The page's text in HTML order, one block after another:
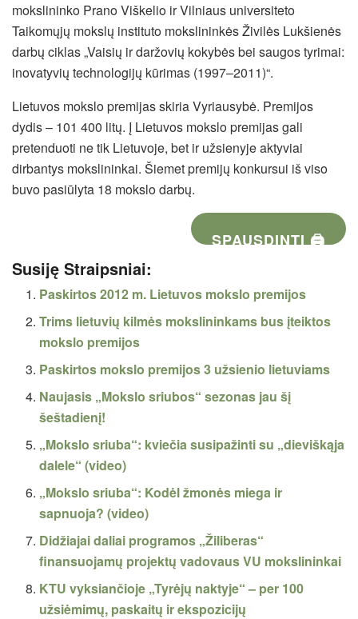
mokslininko Prano Viškelio ir Vilniaus universiteto
Taikomųjų mokslų instituto mokslininkės Živilės Lukšienės
darbų ciklas „Vaisių ir daržovių kokybės bei saugos tyrimai:
inovatyvių technologijų kūrimas (1997–2011)“.
Lietuvos mokslo premijas skiria Vyriausybė. Premijos
dydis – 101 400 litų. Į Lietuvos mokslo premijas gali
pretenduoti ne tik Lietuvoje, bet ir užsienyje aktyviai
dirbantys mokslininkai. Šiemet premijų konkursui iš viso
buvo pasiūlyta 18 mokslo darbų.
SPAUSDINTI 🖨
Susiję Straipsniai:
Paskirtos 2012 m. Lietuvos mokslo premijos
Trims lietuvių kilmės mokslininkams bus įteiktos
mokslo premijos
Paskirtos mokslo premijos 3 užsienio lietuviams
Naujasis „Mokslo sriubos“ sezonas jau šį
šeštadienį!
„Mokslo sriuba“: kviečia susipažinti su „dieviškąja
dalele“ (video)
„Mokslo sriuba“: Kodėl žmonės miega ir
sapnuoja? (video)
Didžiajai daliai programos „Žiliberas“
finansuojamų projektų vadovaus VU mokslininkai
KTU vyksiančioje „Tyrėjų naktyje“ – per 100
užsiėmimų, paskaitų ir ekspozicijų